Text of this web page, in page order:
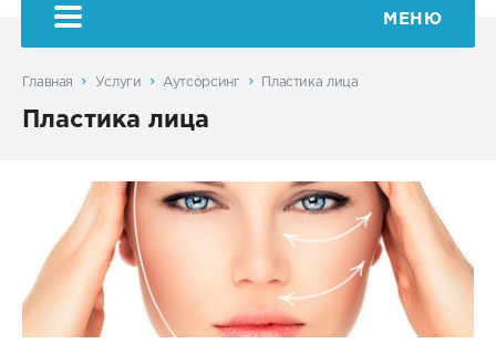
МЕНЮ
Главная Услуги Аутсорсинг Пластика лица
Пластика лица